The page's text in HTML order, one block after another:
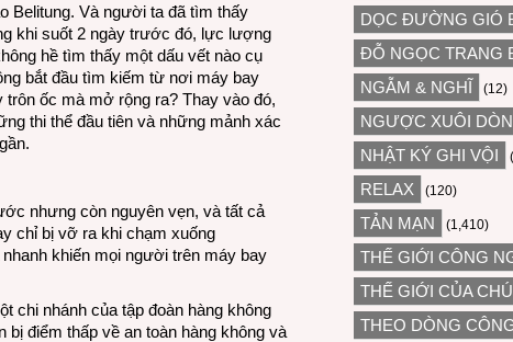
Belitung. Và người ta đã tìm thấy
khi suốt 2 ngày trước đó, lực lượng
hề tìm thấy một dấu vết nào cụ
bắt đầu tìm kiếm từ nơi máy bay
ốc mà mở rộng ra? Thay vào đó,
thi thể đầu tiên và những mảnh xác
nhưng còn nguyên vẹn, và tất cả
chỉ bị vỡ ra khi chạm xuống
khiến mọi người trên máy bay
chi nhánh của tập đoàn hàng không
điểm thấp về an toàn hàng không và
DỌC ĐƯỜNG GIÓ
ĐỖ NGỌC TRANG
NGẪM & NGHĨ (12)
NGƯỢC XUÔI
NHẬT KÝ GHI VỘI
RELAX (120)
TẢN MẠN (1,410)
THẾ GIỚI CÔNG
THẾ GIỚI CỦA
THEO DÒNG